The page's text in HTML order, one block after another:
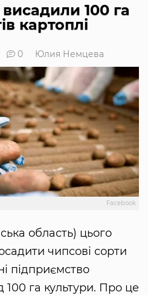
100 га
картоплі
0 Юлия Немцева
Facebook
область) цього
чипсові сорти
підприємство
га культури. Про це